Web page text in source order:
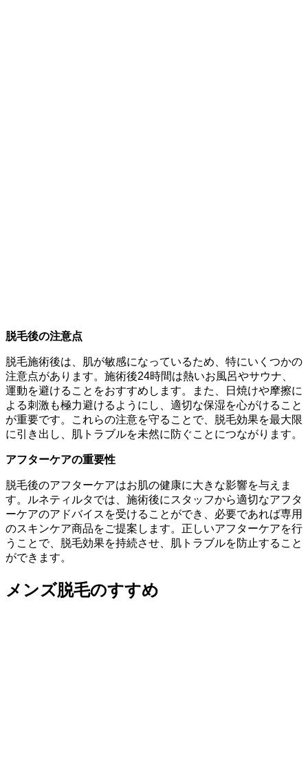
脱毛後の注意点
脱毛施術後は、肌が敏感になっているため、特にいくつかの
注意点があります。施術後24時間は熱いお風呂やサウナ、
運動を避けることをおすすめします。また、日焼けや摩擦に
よる刺激も極力避けるようにし、適切な保湿を心がけること
が重要です。これらの注意を守ることで、脱毛効果を最大限
に引き出し、肌トラブルを未然に防ぐことにつながります。
アフターケアの重要性
脱毛後のアフターケアはお肌の健康に大きな影響を与えま
す。ルネティルタでは、施術後にスタッフから適切なアフタ
ーケアのアドバイスを受けることができ、必要であれば専用
のスキンケア商品をご提案します。正しいアフターケアを行
うことで、脱毛効果を持続させ、肌トラブルを防止すること
ができます。
メンズ脱毛のすすめ